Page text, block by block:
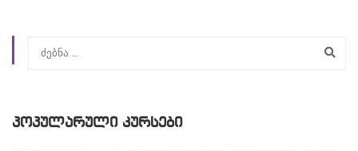
ᲞᲝᲞᲣᲚᲐᲠᲣᲚᲘ ᲙᲣᲠᲡᲔᲑᲘ